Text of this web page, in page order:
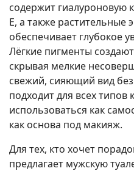
содержит гиалуроновую
E, а также растительные
обеспечивает глубокое
Лёгкие пигменты
скрывая мелкие
свежий, сияющий вид
подходит для всех
использоваться как
как основа под макияж.
Для тех, кто хочет
предлагает мужскую